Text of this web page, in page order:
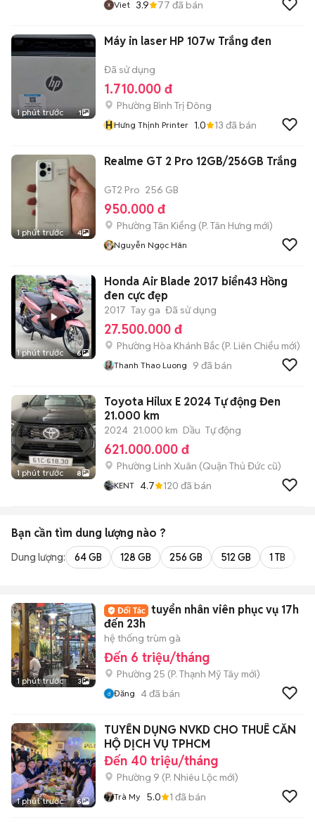
Viet 3.9 77 đã bán
1 phút trước 1
Máy in laser HP 107w Trắng đen
Đã sử dụng
1.710.000 đ
Phường Bình Trị Đông
HHưng Thịnh Printer 1.0 13 đã bán
1 phút trước 4
Realme GT 2 Pro 12GB/256GB Trắng
GT2 Pro 256 GB
950.000 đ
Phường Tân Kiểng (P. Tân Hưng mới)
Nguyễn Ngọc Hân
1 phút trước 6
Honda Air Blade 2017 biển43 Hồng
đen cực đẹp
2017 Tay ga Đã sử dụng
27.500.000 đ
Phường Hòa Khánh Bắc (P. Liên Chiểu mới)
Thanh Thao Luong 9 đã bán
1 phút trước 8
Toyota Hilux E 2024 Tự động Đen
21.000 km
2024 21.000 km Dầu Tự động
621.000.000 đ
Phường Linh Xuân (Quận Thủ Đức cũ)
KENT 4.7 120 đã bán
Bạn cần tìm dung lượng nào ?
Dung lượng: 64 GB 128 GB 256 GB 512 GB 1 TB
1 phút trước 3
tuyển nhân viên phục vụ 17h
đến 23h
hệ thống trùm gà
Đến 6 triệu/tháng
Phường 25 (P. Thạnh Mỹ Tây mới)
Đăng 4đã bán
1 phút trước 6
TUYỂN DỤNG NVKD CHO THUÊ CĂN
HỘ DỊCH VỤ TPHCM
Đến 40 triệu/tháng
Phường 9 (P. Nhiêu Lộc mới)
Trà My 5.0 1 đã bán